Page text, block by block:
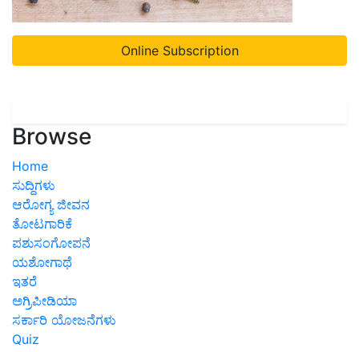
Online Subscription
Browse
Home
ಸುದ್ದಿಗಳು
ಆರೋಗ್ಯ ಜೀವನ
ತೋಟಗಾರಿಕೆ
ಪಶುಸಂಗೋಪನೆ
ಯಶೋಗಾಥೆ
ಇತರೆ
ಅಗ್ರಿಪೀಡಿಯಾ
ಸರ್ಕಾರಿ ಯೋಜನೆಗಳು
Quiz